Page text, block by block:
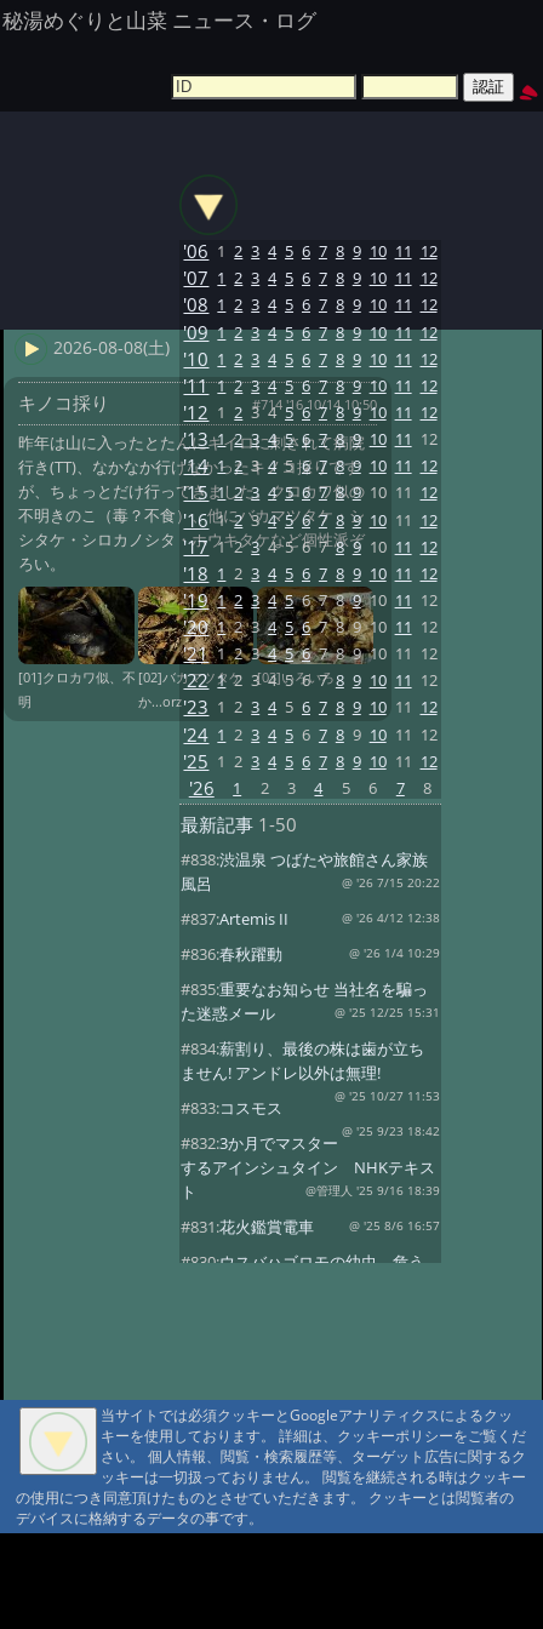
秘湯めぐりと山菜 ニュース・ログ
2026-08-08(土)
キノコ採り #714 '16 10/14 10:50
昨年は山に入ったとたんにキイロに刺されて病院
行き(TT)、なかなか行けなかったキノコ採りです
が、ちょっとだけ行ってきました。クロカワ似の
不明きのこ（毒？不食）、他にバカマツタケ・シ
シタケ・シロカノシタ・ホウキタケなど個性派ぞ
ろい。
[01]クロカワ似、不
明
[02]バカマツタケ
か...orz
[03]いろいろ
'06 1 2 3 4 5 6 7 8 9 10 11 12
'07 1 2 3 4 5 6 7 8 9 10 11 12
'08 1 2 3 4 5 6 7 8 9 10 11 12
'09 1 2 3 4 5 6 7 8 9 10 11 12
'10 1 2 3 4 5 6 7 8 9 10 11 12
'11 1 2 3 4 5 6 7 8 9 10 11 12
'12 1 2 3 4 5 6 7 8 9 10 11 12
'13 1 2 3 4 5 6 7 8 9 10 11 12
'14 1 2 3 4 5 6 7 8 9 10 11 12
'15 1 2 3 4 5 6 7 8 9 10 11 12
'16 1 2 3 4 5 6 7 8 9 10 11 12
'17 1 2 3 4 5 6 7 8 9 10 11 12
'18 1 2 3 4 5 6 7 8 9 10 11 12
'19 1 2 3 4 5 6 7 8 9 10 11 12
'20 1 2 3 4 5 6 7 8 9 10 11 12
'21 1 2 3 4 5 6 7 8 9 10 11 12
'22 1 2 3 4 5 6 7 8 9 10 11 12
'23 1 2 3 4 5 6 7 8 9 10 11 12
'24 1 2 3 4 5 6 7 8 9 10 11 12
'25 1 2 3 4 5 6 7 8 9 10 11 12
'26 1 2 3 4 5 6 7 8
最新記事 1-50
#838:渋温泉 つばたや旅館さん家族
風呂
@ '26 7/15 20:22
#837:Artemis II @ '26 4/12 12:38
#836:春秋躍動 @ '26 1/4 10:29
#835:重要なお知らせ 当社名を騙っ
た迷惑メール
@ '25 12/25 15:31
#834:薪割り、最後の株は歯が立ち
ません! アンドレ以外は無理!
@ '25 10/27 11:53
#833:コスモス
@ '25 9/23 18:42
#832:3か月でマスター
するアインシュタイン NHKテキス
ト
@管理人 '25 9/16 18:39
#831:花火鑑賞電車 @ '25 8/6 16:57
#830:ウスバハゴロモの幼虫、危う
#827:渋谷富ヶ谷でネマガリダケ
@ '25 6/22 14:18
#826: 使用電力量最少
記録達成!
@ '25 6/20 20:13
#825:停電 地域1580戸 @ '25 5/7 13:28
当サイトでは必須クッキーとGoogleアナリティクスによるクッ
キーを使用しております。 詳細は、クッキーポリシーをご覧くだ
さい。 個人情報、閲覧・検索履歴等、ターゲット広告に関するク
ッキーは一切扱っておりません。 閲覧を継続される時はクッキー
の使用につき同意頂けたものとさせていただきます。 クッキーとは閲覧者の
デバイスに格納するデータの事です。